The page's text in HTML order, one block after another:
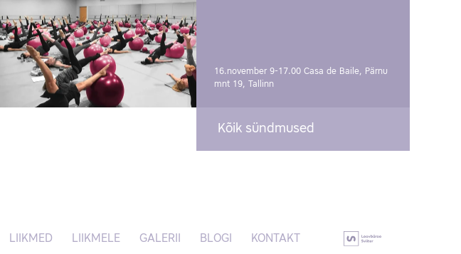
16.november 9-17.00 Casa de Baile, Pärnu
mnt 19, Tallinn
Kõik sündmused
LIIKMED LIIKMELE GALERII BLOGI KONTAKT